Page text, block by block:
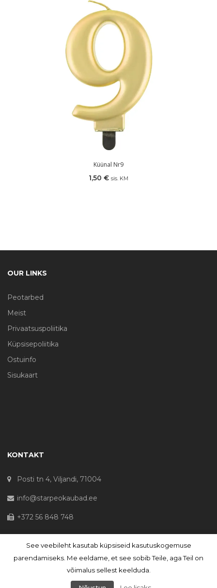
Küünal Nr9
1,50 € sis. KM
OUR LINKS
Peotarbed
Meist
Privaatsuspoliitika
Küpsisepoliitika
Ostuinfo
Sisukaart
KONTAKT
Posti tn 4, Viljandi, 71004
info@starpeokaubad.ee
+372 56 848 748
© Haljaste OÜ 2020 - Registrikood 10645867
See veebileht kasutab küpsiseid kasutuskogemuse
parendamiseks. Me eeldame, et see sobib Teile, aga Teil on
võimalus sellest keelduda.